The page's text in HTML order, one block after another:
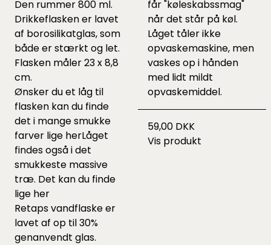
Den rummer 800 ml.
Drikkeflasken er lavet
af borosilikatglas, som
både er stærkt og let.
Flasken måler 23 x 8,8
cm.
Ønsker du et låg til
flasken kan du finde
det i mange smukke
farver lige herLåget
findes også i det
smukkeste massive
træ. Det kan du finde
lige her
Retaps vandflaske er
lavet af op til 30%
genanvendt glas.
får "køleskabssmag"
når det står på køl.
Låget tåler ikke
opvaskemaskine, men
vaskes op i hånden
med lidt mildt
opvaskemiddel.
59,00 DKK
Vis produkt